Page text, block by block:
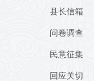
县长信箱
问卷调查
民意征集
回应关切